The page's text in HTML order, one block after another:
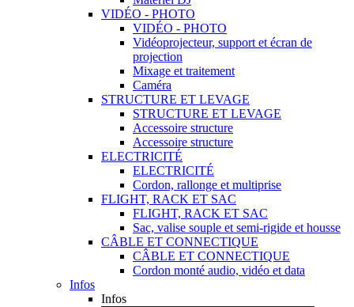
VIDÉO - PHOTO
VIDÉO - PHOTO
Vidéoprojecteur, support et écran de
projection
Mixage et traitement
Caméra
STRUCTURE ET LEVAGE
STRUCTURE ET LEVAGE
Accessoire structure
Accessoire structure
ELECTRICITÉ
ELECTRICITÉ
Cordon, rallonge et multiprise
FLIGHT, RACK ET SAC
FLIGHT, RACK ET SAC
Sac, valise souple et semi-rigide et housse
CÂBLE ET CONNECTIQUE
CÂBLE ET CONNECTIQUE
Cordon monté audio, vidéo et data
Infos
Infos